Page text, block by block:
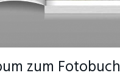
zum Fotobuch